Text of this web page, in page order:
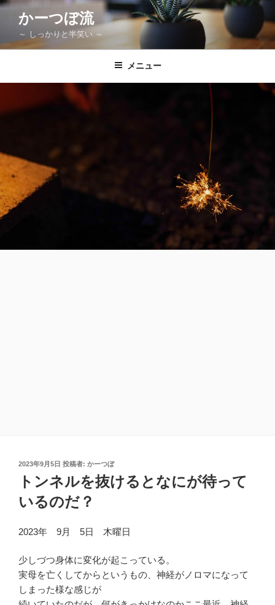
コ
ン
キ
かーつぼ流
～ しっかりと半笑い ～
メニュー
投
稿
2023年9月5日 投稿者: かーつぼ
トンネルを抜けるとなにが待って
いるのだ？
2023年 9月 5日 木曜日
少しづつ身体に変化が起こっている。
実母を亡くしてからというもの、神経がノロマになって
しまった様な感じが